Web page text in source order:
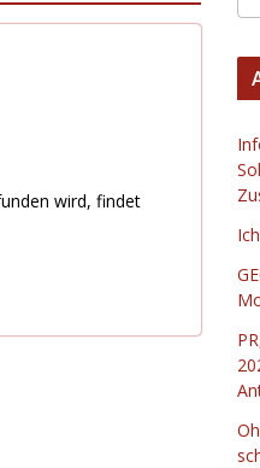
wird, findet